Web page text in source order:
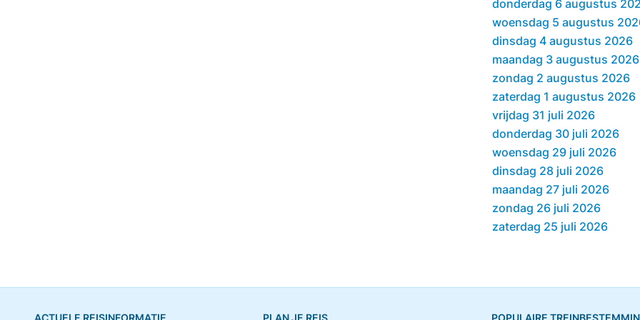
donderdag 6 augustus
woensdag 5 augustus
dinsdag 4 augustus 2026
maandag 3 augustus 2026
zondag 2 augustus 2026
zaterdag 1 augustus 2026
vrijdag 31 juli 2026
donderdag 30 juli 2026
woensdag 29 juli 2026
dinsdag 28 juli 2026
maandag 27 juli 2026
zondag 26 juli 2026
zaterdag 25 juli 2026
ACTUELE REISINFORMATIE PLAN JE REIS POPULAIRE